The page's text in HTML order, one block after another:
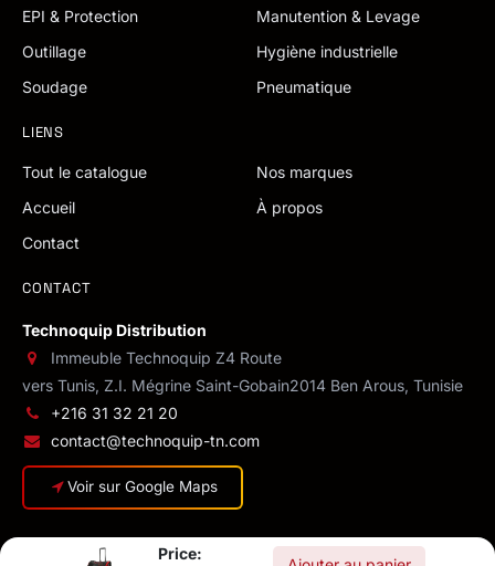
Price:
EPI & Protection
Manutention & Levage
Outillage
Hygiène industrielle
Soudage
Pneumatique
LIENS
Tout le catalogue
Nos marques
Accueil
À propos
Contact
CONTACT
Technoquip Distribution
Immeuble Technoquip Z4 Route
vers Tunis, Z.I. Mégrine Saint-Gobain2014 Ben Arous, Tunisie
+216 31 32 21 20
contact@technoquip-tn.com
Voir sur Google Maps